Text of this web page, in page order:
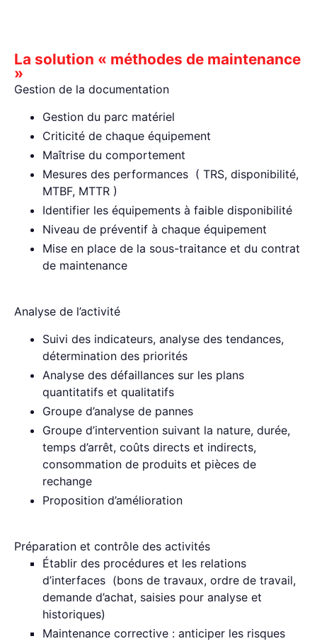
La solution « méthodes de maintenance
»
Gestion de la documentation
Gestion du parc matériel
Criticité de chaque équipement
Maîtrise du comportement
Mesures des performances ( TRS, disponibilité,
MTBF, MTTR )
Identifier les équipements à faible disponibilité
Niveau de préventif à chaque équipement
Mise en place de la sous-traitance et du contrat
de maintenance
Analyse de l’activité
Suivi des indicateurs, analyse des tendances,
détermination des priorités
Analyse des défaillances sur les plans
quantitatifs et qualitatifs
Groupe d’analyse de pannes
Groupe d’intervention suivant la nature, durée,
temps d’arrêt, coûts directs et indirects,
consommation de produits et pièces de
rechange
Proposition d’amélioration
Préparation et contrôle des activités
Établir des procédures et les relations
d’interfaces (bons de travaux, ordre de travail,
demande d’achat, saisies pour analyse et
historiques)
Maintenance corrective : anticiper les risques